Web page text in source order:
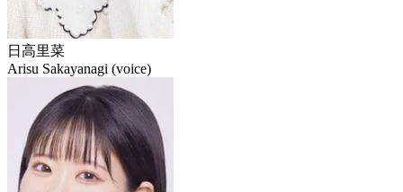
日高里菜
Arisu Sakayanagi (voice)